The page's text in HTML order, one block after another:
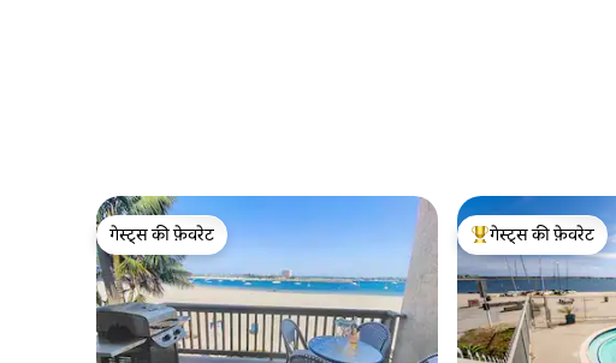
गेस्ट्स की फ़ेवरेट
गेस्ट्स की फ़ेवरेट
गेस्ट्स का टॉप फ़ेवरेट
गेस्ट्स की फ़ेवरेट